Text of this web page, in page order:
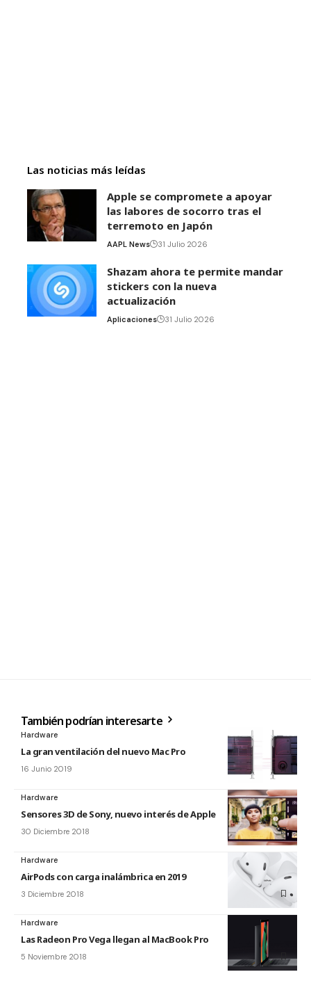
Las noticias más leídas
Apple se compromete a apoyar
las labores de socorro tras el
terremoto en Japón
AAPL News 31 Julio 2026
Shazam ahora te permite mandar
stickers con la nueva
actualización
Aplicaciones 31 Julio 2026
También podrían interesarte
Hardware
La gran ventilación del nuevo Mac Pro
16 Junio 2019
Hardware
Sensores 3D de Sony, nuevo interés de Apple
30 Diciembre 2018
Hardware
AirPods con carga inalámbrica en 2019
3 Diciembre 2018
Hardware
Las Radeon Pro Vega llegan al MacBook Pro
5 Noviembre 2018